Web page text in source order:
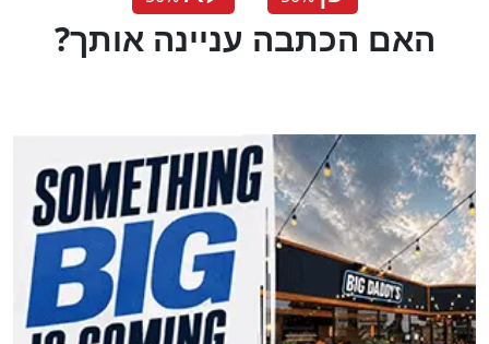
?האם הכתבה עניינה אותך